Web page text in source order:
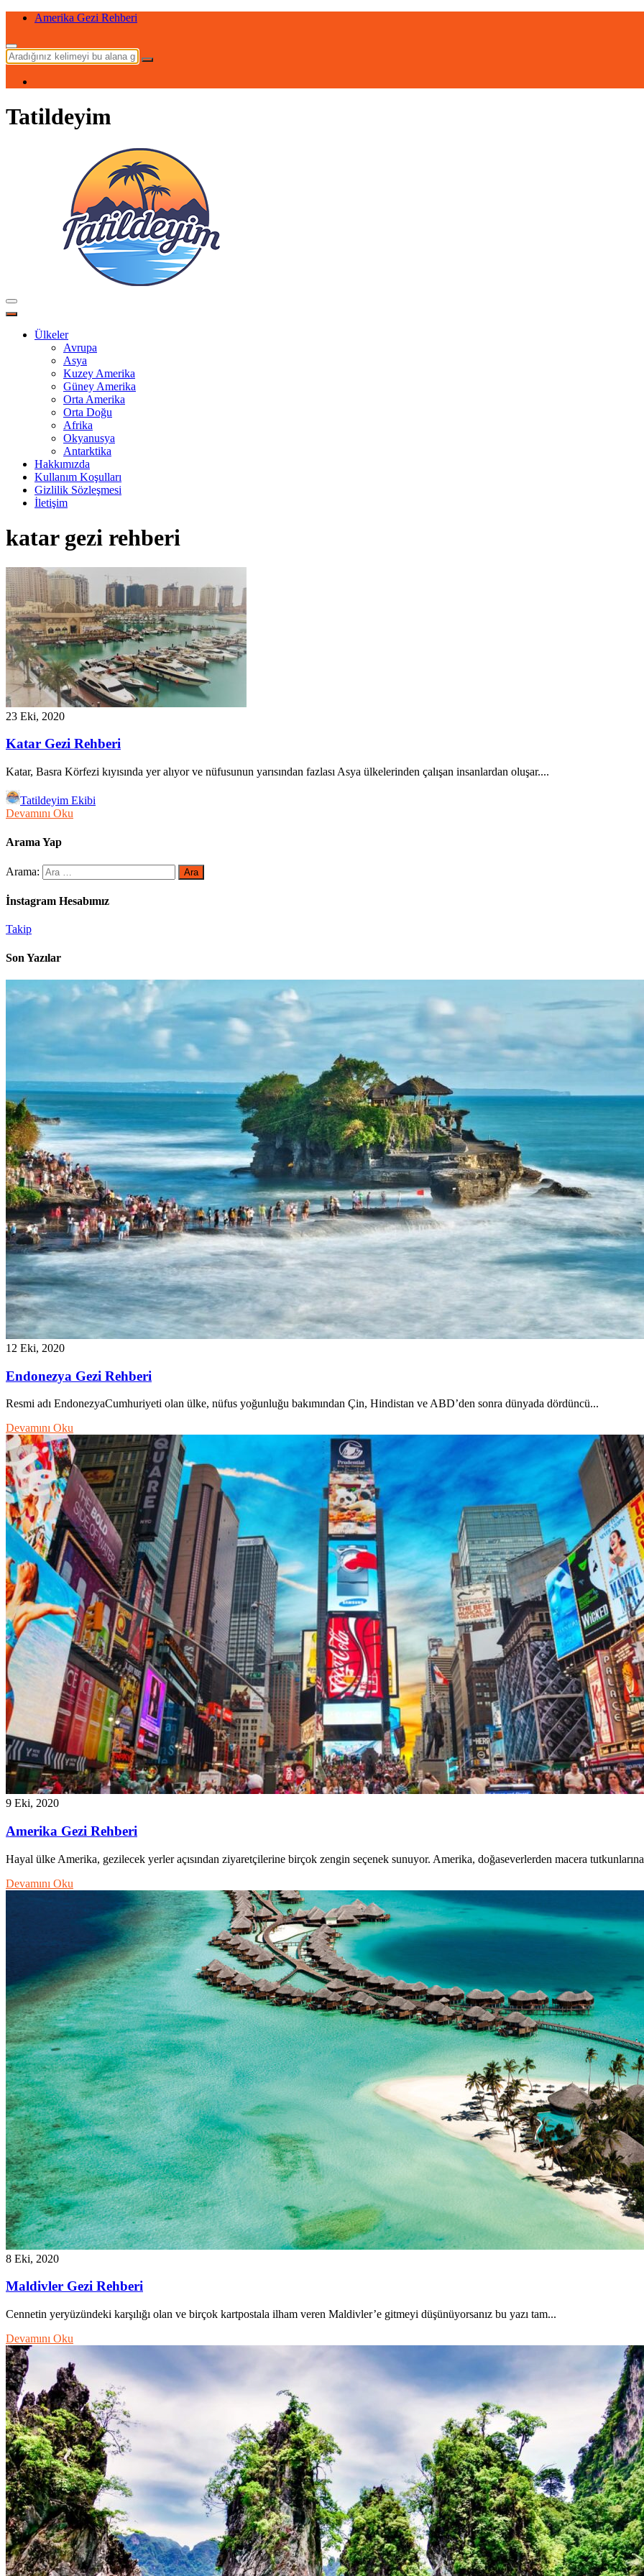
Maldivler Gezi Rehberi
Tatildeyim
Ülkeler
Avrupa
Asya
Kuzey Amerika
Güney Amerika
Orta Amerika
Orta Doğu
Afrika
Okyanusya
Antarktika
Hakkımızda
Kullanım Koşulları
Gizlilik Sözleşmesi
İletişim
katar gezi rehberi
23 Eki, 2020
Katar Gezi Rehberi
Katar, Basra Körfezi kıyısında yer alıyor ve nüfusunun yarısından fazlası Asya ülkelerinden çalışan insanlardan oluşar....
Tatildeyim Ekibi
Devamını Oku
Arama Yap
Arama:
İnstagram Hesabımız
Takip
Son Yazılar
12 Eki, 2020
Endonezya Gezi Rehberi
Resmi adı EndonezyaCumhuriyeti olan ülke, nüfus yoğunluğu bakımından Çin, Hindistan ve ABD’den sonra dünyada dördüncü...
Devamını Oku
9 Eki, 2020
Amerika Gezi Rehberi
Hayal ülke Amerika, gezilecek yerler açısından ziyaretçilerine birçok zengin seçenek sunuyor. Amerika, doğaseverlerden macera
Devamını Oku
8 Eki, 2020
Maldivler Gezi Rehberi
Cennetin yeryüzündeki karşılığı olan ve birçok kartpostala ilham veren Maldivler’e gitmeyi düşünüyorsanız bu yazı tam...
Devamını Oku